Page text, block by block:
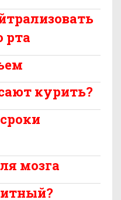
рта
курить?
мозга